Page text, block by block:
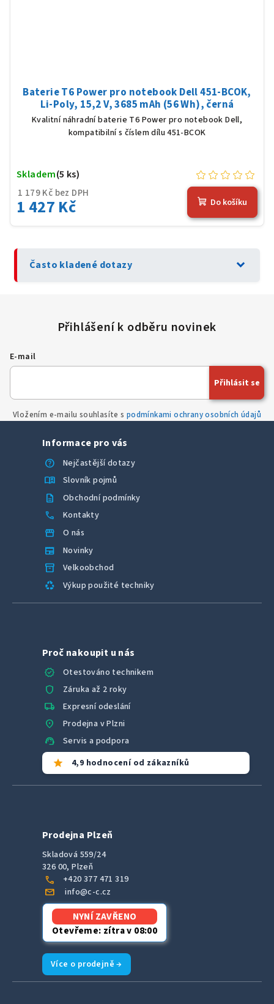
Baterie T6 Power pro notebook Dell 451-BCOK,
Li-Poly, 15,2 V, 3685 mAh (56 Wh), černá
Kvalitní náhradní baterie T6 Power pro notebook Dell,
kompatibilní s číslem dílu 451-BCOK
1 179 Kč bez DPH
1 427 Kč
Skladem(5 ks)
Do košíku
Často kladené dotazy expand_more
E-mail
Vložením e-mailu souhlasíte s podmínkami ochrany osobních údajů
Přihlásit se
Informace pro vás
help
Nejčastější dotazy
menu_book Slovník pojmů
description Obchodní podmínky
call Kontakty
storefront O nás
newspaper Novinky
inventory_2 Velkoobchod
recycling Výkup použité techniky
Proč nakoupit u nás
verified
Otestováno technikem
shield Záruka až 2 roky
local_shipping Expresní odeslání
location_on Prodejna v Plzni
support_agent Servis a podpora
star 4,9 hodnocení od zákazníků
Prodejna Plzeň
Skladová 559/24
326 00, Plzeň
call +420 377 471 319
mail info@c-c.cz
NYNÍ ZAVŘENO
Otevřeme: zítra v 08:00
Více o prodejně →